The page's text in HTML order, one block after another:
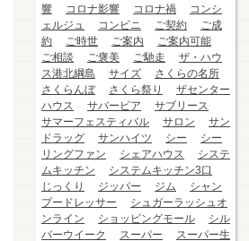
響
コロナ影響 コロナ禍
コンシ
ェルジュ
コンビニ ご契約
ご成
約
ご時世 ご案内
ご案内可能
ご相談
ご褒美 ご馳走
ザ・ハウ
ス港北綱島
サイズ
さくらの名所
さくらんぼ
さくら祭り
ザセンター
ハウス
サバービア
サブリース
サマーフェスティバル
サロン
サン
ドラッグ
サンハイツ シー
シー
リングファン
シェアハウス
システ
ムキッチン
システムキッチン3口
じっくり
ジッパー ジム
シャン
プードレッサー
シュガーラッシュオ
ンライン
ショッピングモール
シル
バーウイーク
スーパー
スーパー生